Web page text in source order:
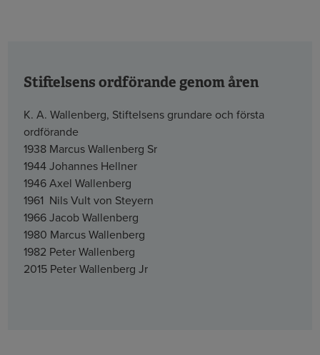
Stiftelsens ordförande genom åren
K. A. Wallenberg, Stiftelsens grundare och första
ordförande
1938 Marcus Wallenberg Sr
1944 Johannes Hellner
1946 Axel Wallenberg
1961 Nils Vult von Steyern
1966 Jacob Wallenberg
1980 Marcus Wallenberg
1982 Peter Wallenberg
2015 Peter Wallenberg Jr